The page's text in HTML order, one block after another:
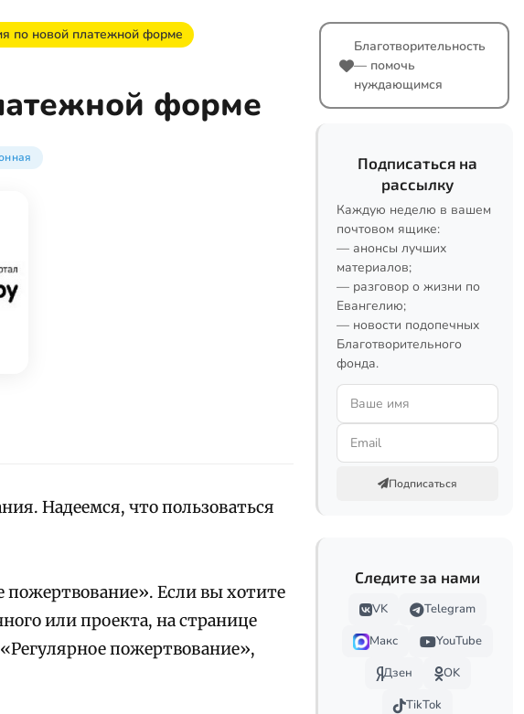
по новой платежной форме
форме
Надеемся, что пользоваться
Если вы хотите
или проекта, на странице
пожертвование»,
Благотворительность
— помочь
нуждающимся
Подписаться на
рассылку
Каждую неделю в вашем
почтовом ящике:
— анонсы лучших
материалов;
— разговор о жизни по
Евангелию;
— новости подопечных
Благотворительного
фонда.
Подписаться
Следите за нами
VK
Telegram
Макс
YouTube
Дзен
OK
TikTok